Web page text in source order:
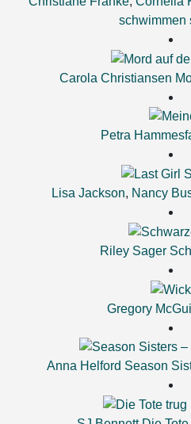
schwimmen
Carola Christiansen
Petra
Lisa Jackson, Nancy
Riley Sager
Gregory
Anna Helford Season